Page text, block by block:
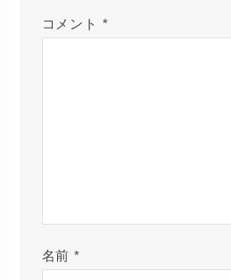
コメント *
名前 *